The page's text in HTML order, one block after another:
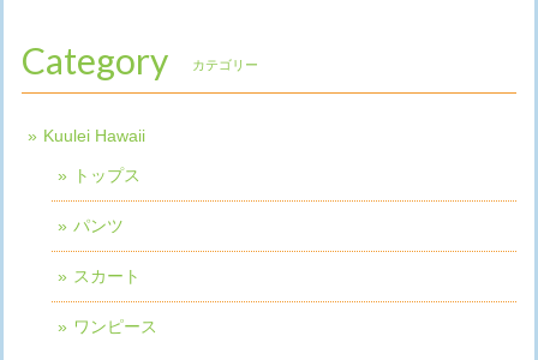
Category カテゴリー
Kuulei Hawaii
トップス
パンツ
スカート
ワンピース